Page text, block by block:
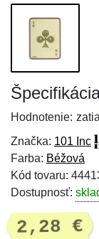
Hodnotenie:
Značka: 101 Inc
Farba: Béžová
Kód tovaru:
Dostupnosť:
2,28 €